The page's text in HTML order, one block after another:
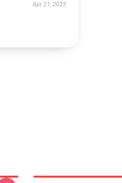
Apr 21, 2025